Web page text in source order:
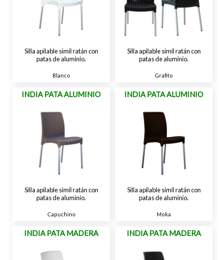
Silla apilable simil ratán con
patas de aluminio.
Blanco
Silla apilable simil ratán con
patas de aluminio.
Grafito
INDIA PATA ALUMINIO
Silla apilable simil ratán con
patas de aluminio.
Capuchino
INDIA PATA ALUMINIO
Silla apilable simil ratán con
patas de aluminio.
Moka
INDIA PATA MADERA INDIA PATA MADERA